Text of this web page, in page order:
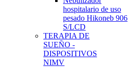
hospitalario de uso
pesado Hikoneb 906
S/LCD
TERAPIA DE
SUEÑO -
DISPOSITIVOS
NIMV